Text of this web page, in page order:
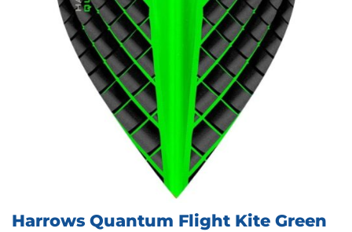
Harrows Quantum Flight Kite Green